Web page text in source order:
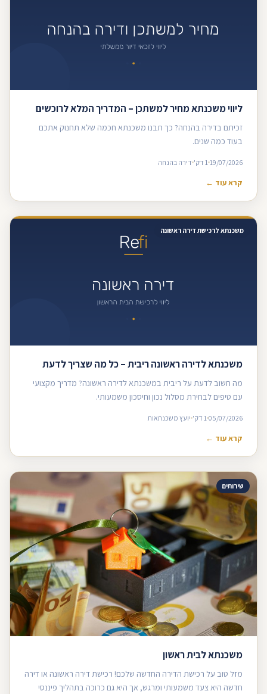
ליווי משכנתא מחיר למשתכן – המדריך המלא לרוכשים
זכיתם בדירה בהנחה? כך תבנו משכנתא חכמה שלא תחנוק אתכם
בעוד כמה שנים.
19/07/2026 1 דק' דירה בהנחה
קרא עוד ←
משכנתא לרכישת דירה ראשונה
משכנתא לדירה ראשונה ריבית – כל מה שצריך לדעת
מה חשוב לדעת על ריבית במשכנתא לדירה ראשונה? מדריך מקצועי
עם טיפים לבחירת מסלול נכון וחיסכון משמעותי.
05/07/2026 1 דק' יועץ משכנתאות
קרא עוד ←
שירותים
משכנתא לבית ראשון
מזל טוב על רכישת הדירה החדשה שלכם! רכישת דירה ראשונה או דירה
חדשה היא צעד משמעותי ומרגש, אך היא גם כרוכה בתהליך פיננסי